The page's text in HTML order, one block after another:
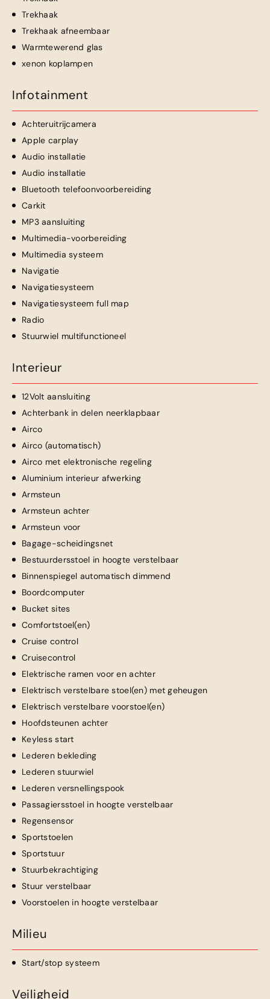
Trekhaak
Trekhaak afneembaar
Warmtewerend glas
xenon koplampen
Infotainment
Achteruitrijcamera
Apple carplay
Audio installatie
Audio installatie
Bluetooth telefoonvoorbereiding
Carkit
MP3 aansluiting
Multimedia-voorbereiding
Multimedia systeem
Navigatie
Navigatiesysteem
Navigatiesysteem full map
Radio
Stuurwiel multifunctioneel
Interieur
12Volt aansluiting
Achterbank in delen neerklapbaar
Airco
Airco (automatisch)
Airco met elektronische regeling
Aluminium interieur afwerking
Armsteun
Armsteun achter
Armsteun voor
Bagage-scheidingsnet
Bestuurdersstoel in hoogte verstelbaar
Binnenspiegel automatisch dimmend
Boordcomputer
Bucket sites
Comfortstoel(en)
Cruise control
Cruisecontrol
Elektrische ramen voor en achter
Elektrisch verstelbare stoel(en) met geheugen
Elektrisch verstelbare voorstoel(en)
Hoofdsteunen achter
Keyless start
Lederen bekleding
Lederen stuurwiel
Lederen versnellingspook
Passagiersstoel in hoogte verstelbaar
Regensensor
Sportstoelen
Sportstuur
Stuurbekrachtiging
Stuur verstelbaar
Voorstoelen in hoogte verstelbaar
Milieu
Start/stop systeem
Veiligheid